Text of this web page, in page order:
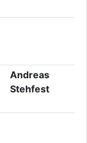
Andreas
Stehfest